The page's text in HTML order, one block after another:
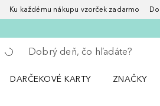
Ku každému nákupu vzorček zadarmo
Choď späť
Vykonajte vyhľadávanie
DARČEKOVÉ KARTY
ZNAČKY